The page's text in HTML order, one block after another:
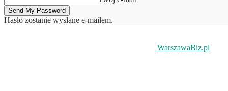
Hasło zostanie wysłane e-mailem.
WarszawaBiz.pl